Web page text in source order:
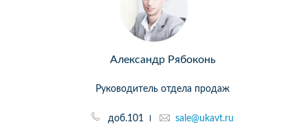
Александр Рябоконь
Руководитель отдела продаж
доб.101 sale@ukavt.ru